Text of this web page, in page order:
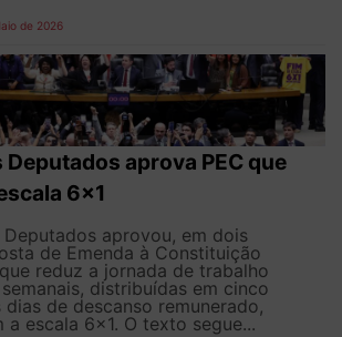
de 2026
Deputados aprova PEC que
6x1
aprovou, em dois
de Emenda à Constituição
reduz a jornada de trabalho
distribuídas em cinco
de descanso remunerado,
a escala 6x1. O texto segue...